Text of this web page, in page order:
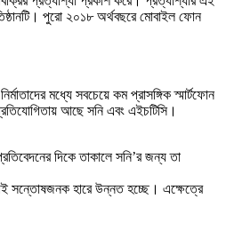
পুরো ২০১৮ অর্থবছরে মোবাইল ফোন
মধ্যে সবচেয়ে কম প্রাসঙ্গিক স্মার্টফোন
আছে সনি এবং এইচটিসি।
দিকে তাকালে সনি’র জন্য তা
সন্তোষজনক হারে উন্নত হচ্ছে। এক্ষেত্রে